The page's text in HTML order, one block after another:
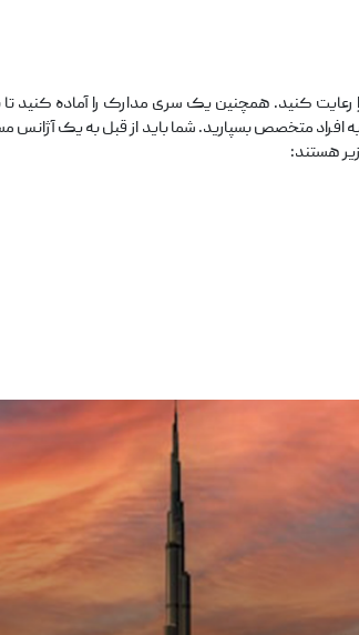
رعایت کنید. همچنین یک سری مدارک را آماده کنید
افراد متخصص بسپارید. شما باید از قبل به یک
هستند: